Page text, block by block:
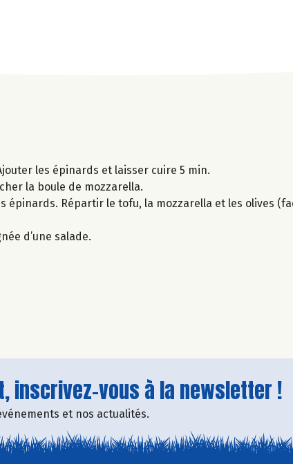
les épinards et laisser cuire 5 min.
la boule de mozzarella.
Répartir le tofu, la mozzarella et les olives
d’une salade.
inscrivez-vous à la newsletter !
et nos actualités.